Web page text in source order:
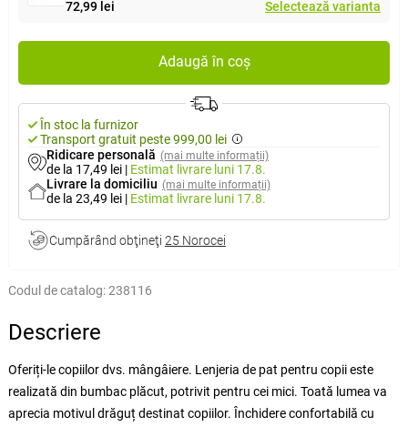
72,99 lei Selectează varianta
Adaugă în coș
În stoc la furnizor
Transport gratuit peste 999,00 lei
Ridicare personală (mai multe informații)
de la 17,49 lei | Estimat livrare luni 17.8.
Livrare la domiciliu (mai multe informații)
de la 23,49 lei | Estimat livrare luni 17.8.
Cumpărând obţineţi 25 Norocei
Codul de catalog:238116
Descriere
Oferiți-le copiilor dvs. mângâiere. Lenjeria de pat pentru copii este
realizată din bumbac plăcut, potrivit pentru cei mici. Toată lumea va
aprecia motivul drăguț destinat copiilor. Închidere confortabilă cu